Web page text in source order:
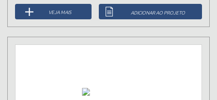
VEJA MAIS ADICIONAR AO PROJETO